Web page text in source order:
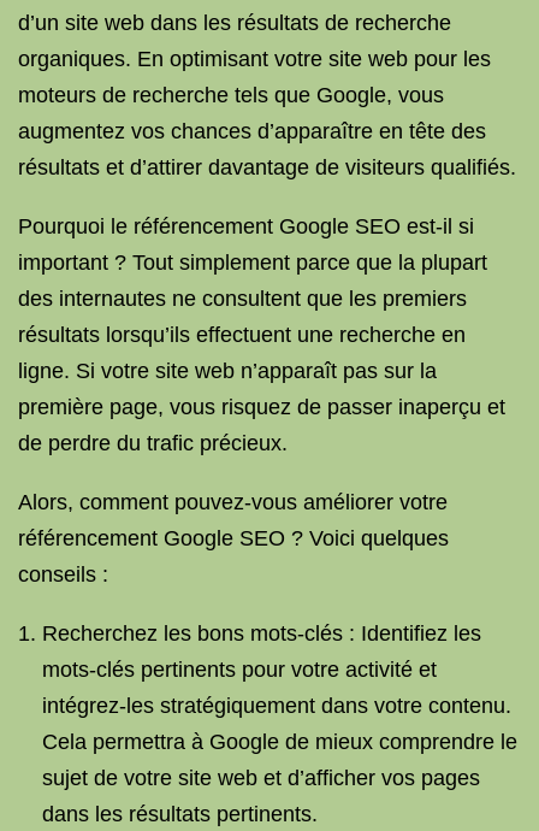
d’un site web dans les résultats de recherche
organiques. En optimisant votre site web pour les
moteurs de recherche tels que Google, vous
augmentez vos chances d’apparaître en tête des
résultats et d’attirer davantage de visiteurs qualifiés.
Pourquoi le référencement Google SEO est-il si
important ? Tout simplement parce que la plupart
des internautes ne consultent que les premiers
résultats lorsqu’ils effectuent une recherche en
ligne. Si votre site web n’apparaît pas sur la
première page, vous risquez de passer inaperçu et
de perdre du trafic précieux.
Alors, comment pouvez-vous améliorer votre
référencement Google SEO ? Voici quelques
conseils :
Recherchez les bons mots-clés : Identifiez les
mots-clés pertinents pour votre activité et
intégrez-les stratégiquement dans votre contenu.
Cela permettra à Google de mieux comprendre le
sujet de votre site web et d’afficher vos pages
dans les résultats pertinents.